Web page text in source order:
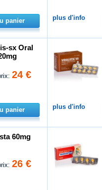
panier plus d'info
sx Oral
24 €
panier plus d'info
60mg
26 €